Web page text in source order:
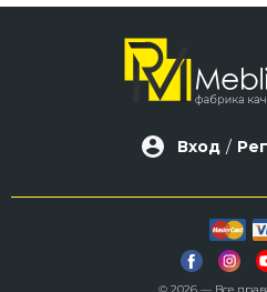
Вход /